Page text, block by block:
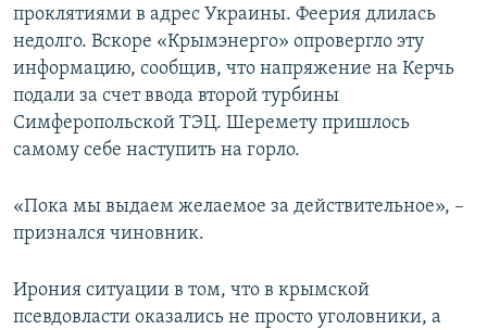
проклятиями в адрес Украины. Феерия длилась
недолго. Вскоре «Крымэнерго» опровергло эту
информацию, сообщив, что напряжение на Керчь
подали за счет ввода второй турбины
Симферопольской ТЭЦ. Шеремету пришлось
самому себе наступить на горло.
«Пока мы выдаем желаемое за действительное», –
признался чиновник.
Ирония ситуации в том, что в крымской
псевдовласти оказались не просто уголовники, а